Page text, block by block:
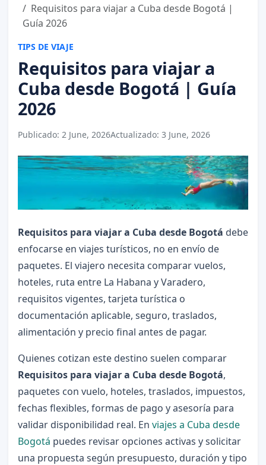
Requisitos para viajar a Cuba desde Bogotá |
Guía 2026
TIPS DE VIAJE
Requisitos para viajar a
Cuba desde Bogotá | Guía
2026
Publicado: 2 June, 2026Actualizado: 3 June, 2026
Requisitos para viajar a Cuba desde Bogotá debe
enfocarse en viajes turísticos, no en envío de
paquetes. El viajero necesita comparar vuelos,
hoteles, ruta entre La Habana y Varadero,
requisitos vigentes, tarjeta turística o
documentación aplicable, seguro, traslados,
alimentación y precio final antes de pagar.
Quienes cotizan este destino suelen comparar
Requisitos para viajar a Cuba desde Bogotá,
paquetes con vuelo, hoteles, traslados, impuestos,
fechas flexibles, formas de pago y asesoría para
validar disponibilidad real. En viajes a Cuba desde
Bogotá puedes revisar opciones activas y solicitar
una propuesta según presupuesto, duración y tipo